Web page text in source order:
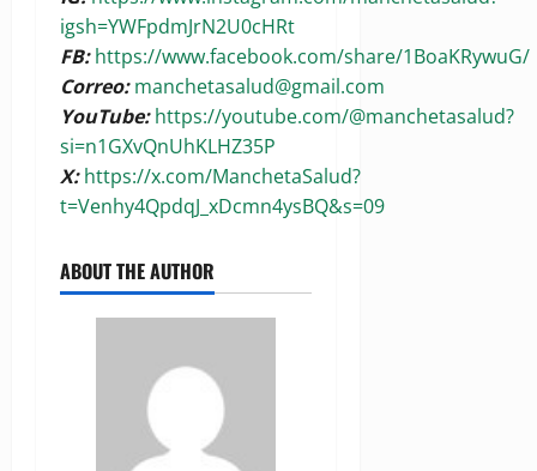
igsh=YWFpdmJrN2U0cHRt
FB:https://www.facebook.com/share/1BoaKRywuG/
Correo:manchetasalud@gmail.com
YouTube: https://youtube.com/@manchetasalud?
si=n1GXvQnUhKLHZ35P
X:https://x.com/ManchetaSalud?
t=Venhy4QpdqJ_xDcmn4ysBQ&s=09
ABOUT THE AUTHOR